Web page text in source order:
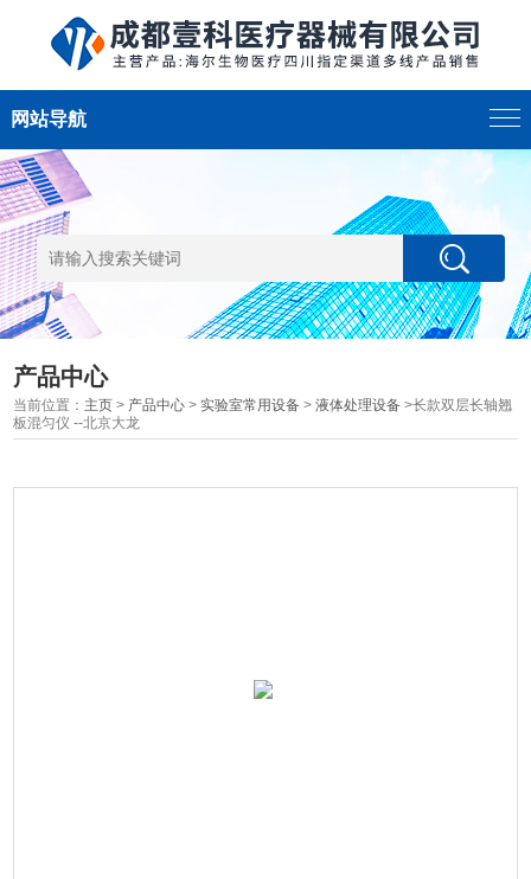
网站导航
产品中心
当前位置： 主页 > 产品中心 >实验室常用设备 >液体处理设备 >长款双层长轴翘
板混匀仪 --北京大龙